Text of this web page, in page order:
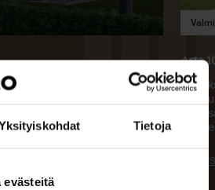
Tietoja
evästeitä
Arte
Lue